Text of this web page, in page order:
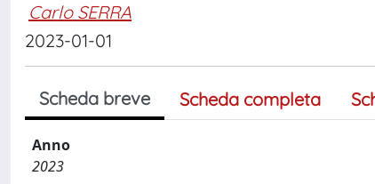
Carlo SERRA
2023-01-01
Scheda breve Scheda completa
Anno
2023